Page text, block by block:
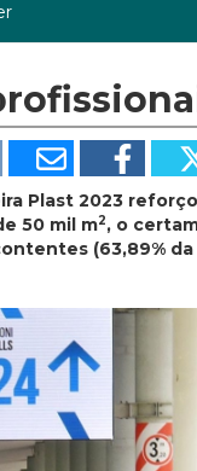
Plast 2023
50 mil m2, o
(63,89% da